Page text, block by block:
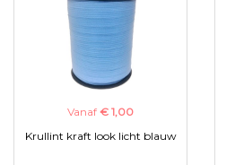
Vanaf € 1,00
Krullint kraft look licht blauw